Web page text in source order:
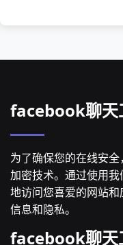
facebook聊天
为了确保您的在线安
加密技术。通过使用
地访问您喜爱的网站
信息和隐私。
facebook聊天